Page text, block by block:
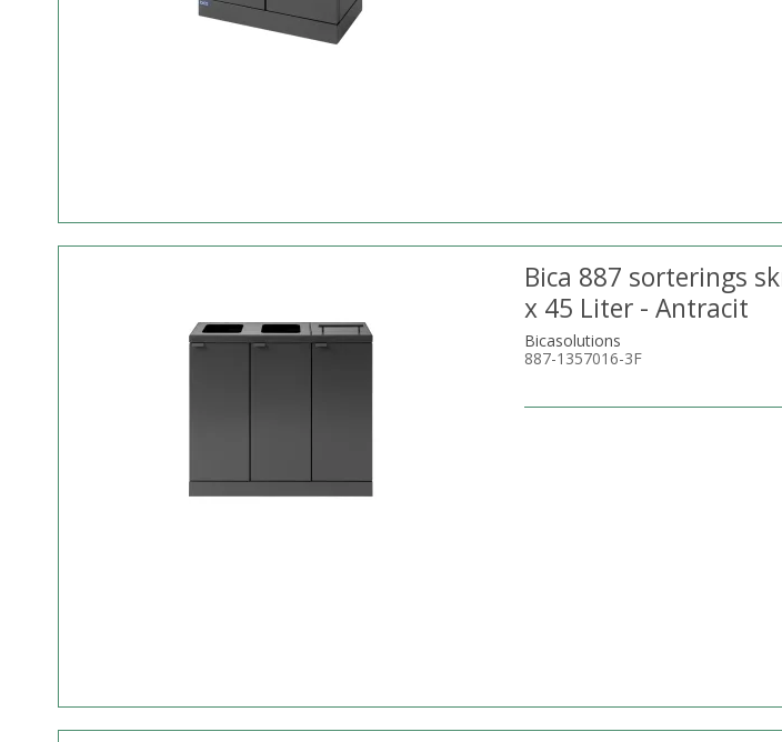
Bica 887 sorterings
x 45 Liter - Antracit
Bicasolutions
887-1357016-3F